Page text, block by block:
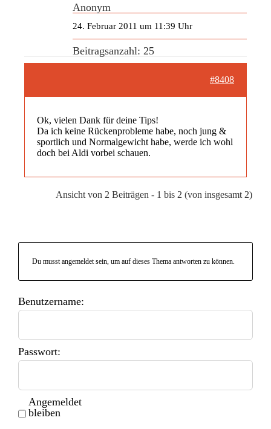
Anonym
24. Februar 2011 um 11:39 Uhr
Beitragsanzahl: 25
#8408
Ok, vielen Dank für deine Tips!
Da ich keine Rückenprobleme habe, noch jung &
sportlich und Normalgewicht habe, werde ich wohl
doch bei Aldi vorbei schauen.
Ansicht von 2 Beiträgen - 1 bis 2 (von insgesamt 2)
Du musst angemeldet sein, um auf dieses Thema antworten zu können.
Benutzername:
Passwort:
Angemeldet
bleiben